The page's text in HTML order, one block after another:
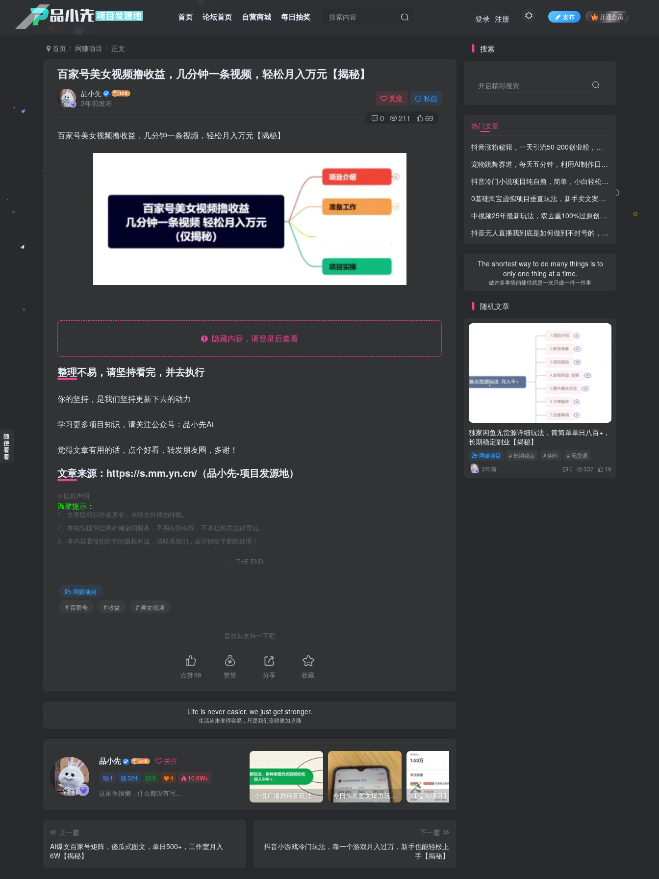
首页 论坛首页 自营商城 每日抽奖 发布 开通会员
登录 注册
首页 网赚项目 正文
百家号美女视频撸收益，几分钟一条视频，轻松月入万元【揭秘】
品小先
3年前发布
关注 私信
0 211 69
百家号美女视频撸收益，几分钟一条视频，轻松月入万元【揭秘】
隐藏内容，请登录后查看
整理不易，请坚持看完，并去执行
你的坚持，是我们坚持更新下去的动力
学习更多项目知识，请关注公众号：品小先Ai
觉得文章有用的话，点个好看，转发朋友圈，多谢！
文章来源：https://s.mm.yn.cn/（品小先-项目发源地）
© 版权声明
温馨提示：
1、文章版权归作者所有，未经允许请勿转载。
2、本站仅提供信息存储空间服务，不拥有所有权，不承担相关法律责任。
3、本内容若侵犯到你的版权利益，请联系我们，会尽快给予删除处理！
THE END
网赚项目
# 百家号
# 收益 # 美女视频
喜欢就支持一下吧
点赞69 赞赏 分享 收藏
Life is never easier, we just get stronger.
生活从未变得容易，只是我们变得更加坚强
品小先 关注
1 324 0 4 10.6W+
这家伙很懒，什么都没有写... 小说广播剧最新玩法，多种变现方式轻轻松松日入500＋【揭秘】 今日头条图文爆力玩法,AI自动生成文案，当天见收益，轻松日入500+
上一篇
AI爆文百家号矩阵，傻瓜式图文，单日500+，工作室月入
6W【揭秘】
下一篇
抖音小游戏冷门玩法，靠一个游戏月入过万，新手也能轻松上
手【揭秘】
搜索
开启精彩搜索
热门文章
抖音涨粉秘籍，一天引流50-200创业粉，保姆级教程
宠物跳舞赛道，每天五分钟，利用AI制作日入1000+
抖音冷门小说项目纯自撸，简单，小白轻松上手轻松日入500+
0基础淘宝虚拟项目垂直玩法，新手卖文案资料，月入5000+
中视频25年最新玩法，双去重100%过原创，日入3000+一键多平台变现
抖音无人直播我到底是如何做到不封号的，为什么你天天封号，我日入过千，一起来看
The shortest way to do many things is to
only one thing at a time.
做许多事情的捷径就是一次只做一件一件事
随机文章
独家闲鱼无货源详细玩法，简简单单日八百+，
长期稳定副业【揭秘】
网赚项目 # 长期稳定 # 闲鱼 # 无货源
3年前 0 337 19
随
便
看
看